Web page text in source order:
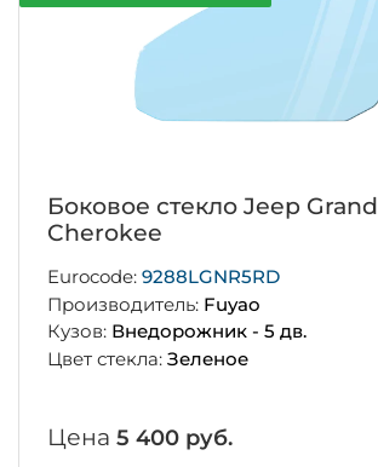
Боковое стекло Jeep Grand
Cherokee
Eurocode: 9288LGNR5RD
Производитель: Fuyao
Кузов: Внедорожник - 5 дв.
Цвет стекла: Зеленое
Цена 5 400 руб.